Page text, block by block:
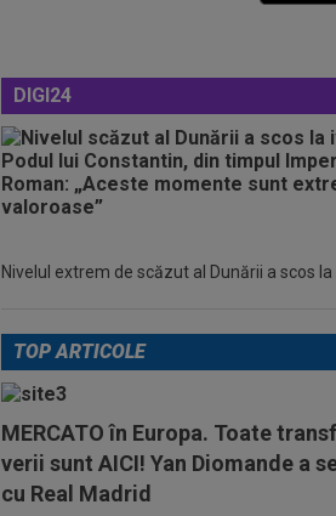
DIGI24
Nivelul extrem de scăzut al Dunării a scos
TOP ARTICOLE
MERCATO în Europa. Toate
verii sunt AICI! Yan Diomande a
cu Real Madrid